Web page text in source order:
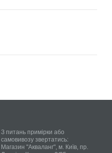
З питань примірки або
самовивозу звертатись:
Магазин "Акваланг", м. Київ, пр.